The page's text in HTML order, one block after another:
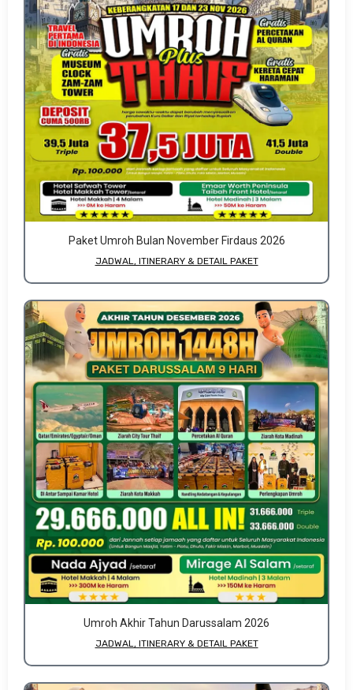
Paket Umroh Bulan November Firdaus 2026
JADWAL, ITINERARY & DETAIL PAKET
Umroh Akhir Tahun Darussalam 2026
JADWAL, ITINERARY & DETAIL PAKET